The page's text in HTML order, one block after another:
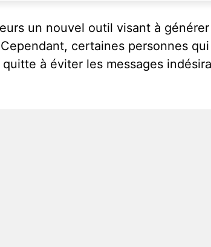
un nouvel outil visant à
certaines personnes
à éviter les messages